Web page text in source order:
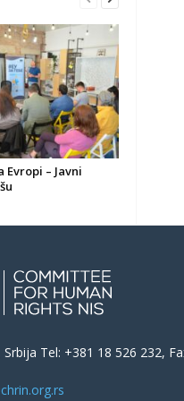
Evropi – Javni
Tel: +381 18 526 232,